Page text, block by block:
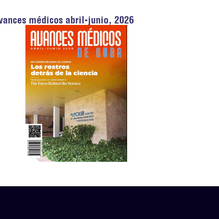
médicos abril-junio, 2026